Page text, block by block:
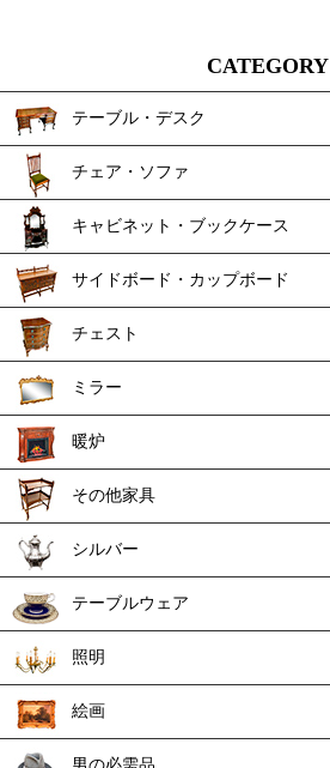
CATEGORY
テーブル・デスク
チェア・ソファ
キャビネット・ブックケース
サイドボード・カップボード
チェスト
ミラー
暖炉
その他家具
シルバー
テーブルウェア
照明
絵画